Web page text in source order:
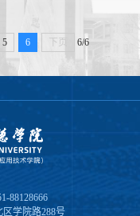
5 6 下页 6/6
88128666
区学院路288号